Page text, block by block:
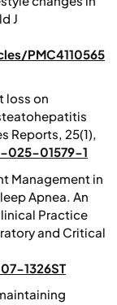
J
PMC4110565
loss on
Reports, 25(1),
025-01579-1
Management in
Apnea. An
Practice
and Critical
1326ST